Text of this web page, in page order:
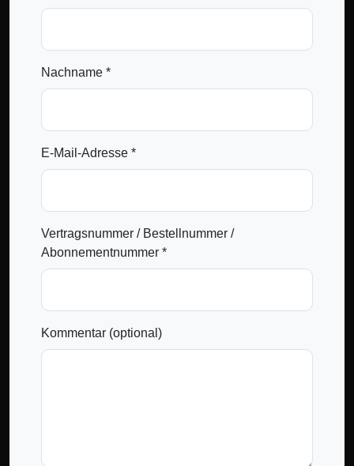
Nachname *
E-Mail-Adresse *
Vertragsnummer / Bestellnummer /
Abonnementnummer *
Kommentar (optional)